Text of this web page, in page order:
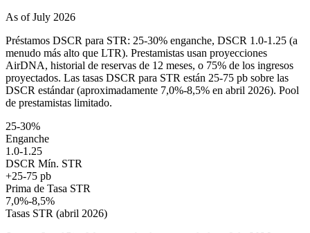
As of July 2026
Préstamos DSCR para STR: 25-30% enganche, DSCR 1.0-1.25 (a
menudo más alto que LTR). Prestamistas usan proyecciones
AirDNA, historial de reservas de 12 meses, o 75% de los ingresos
proyectados. Las tasas DSCR para STR están 25-75 pb sobre las
DSCR estándar (aproximadamente 7,0%-8,5% en abril 2026). Pool
de prestamistas limitado.
25-30%
Enganche
1.0-1.25
DSCR Mín. STR
+25-75 pb
Prima de Tasa STR
7,0%-8,5%
Tasas STR (abril 2026)